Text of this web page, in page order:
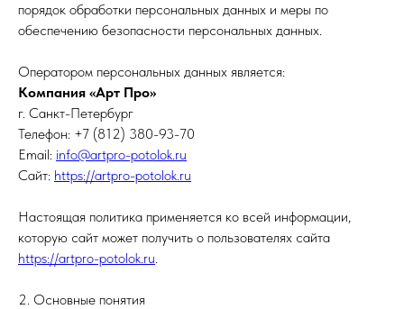
порядок обработки персональных данных и меры по
обеспечению безопасности персональных данных.
Оператором персональных данных является:
Компания «Арт Про»
г. Санкт-Петербург
Телефон: +7 (812) 380-93-70
Email: info@artpro-potolok.ru
Сайт: https://artpro-potolok.ru
Настоящая политика применяется ко всей информации,
которую сайт может получить о пользователях сайта
https://artpro-potolok.ru.
2. Основные понятия